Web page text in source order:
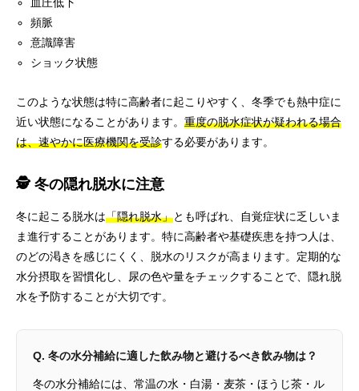
頻脈
意識障害
ショック状態
このような状態は特に高齢者に起こりやすく、冬季でも熱中症に
近い状態になることがあります。 重度の脱水症状が疑われる場合
は、速やかに医療機関を受診する必要があります。
🕵️ 冬の隠れ脱水に注意
冬に起こる脱水は「隠れ脱水」とも呼ばれ、自覚症状に乏しいま
ま進行することがあります。特に高齢者や基礎疾患を持つ人は、
のどの渇きを感じにくく、脱水のリスクが高まります。定期的な
水分摂取を習慣化し、尿の色や量をチェックすることで、隠れ脱
水を予防することが大切です。
Q. 冬の水分補給に適した飲み物と避けるべき飲み物は？
冬の水分補給には、常温の水・白湯・麦茶・ほうじ茶・ル